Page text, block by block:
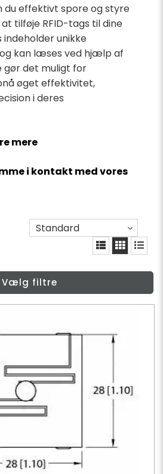
du effektivt spore og styre
tilføje RFID-tags til dine
indeholder unikke
kan læses ved hjælp af
gør det muligt for
øget effektivitet,
i deres
mere
i kontakt med vores
Standard
Vælg filtre